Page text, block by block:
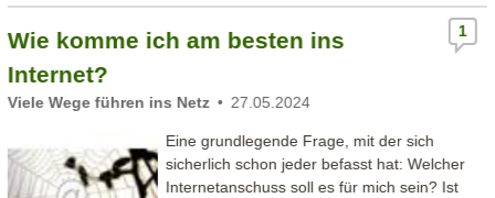
Wie komme ich am besten ins
Internet?
Viele Wege führen ins Netz 27.05.2024
1
Eine grundlegende Frage, mit der sich
sicherlich schon jeder befasst hat: Welcher
Internetanschuss soll es für mich sein? Ist